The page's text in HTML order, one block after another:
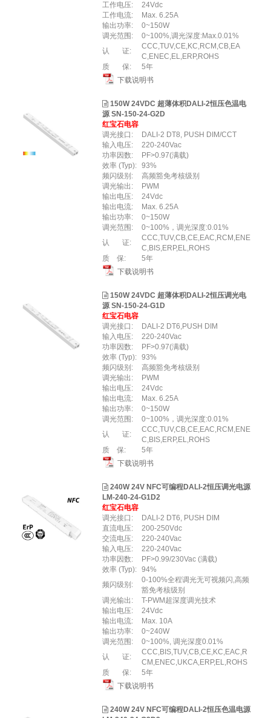
工作电压:
24Vdc
工作电流:
Max. 6.25A
输出功率:
0~150W
调光范围:
0~100%,调光深度:Max.0.01%
认 证:
CCC,TUV,CE,KC,RCM,CB,EA
C,ENEC,EL,ERP,ROHS
质 保:
5年
下载说明书
150W 24VDC 超薄体积DALI-2恒压色温电
源 SN-150-24-G2D
红宝石电容
调光接口:
DALI-2 DT8, PUSH DIM/CCT
输入电压:
220-240Vac
功率因数:
PF>0.97(满载)
效率 (Typ): 93%
频闪级别:
高频豁免考核级别
调光输出:
PWM
输出电压:
24Vdc
输出电流:
Max. 6.25A
输出功率:
0~150W
调光范围:
0~100%，调光深度:0.01%
认 证:
CCC,TUV,CB,CE,EAC,RCM,ENE
C,BIS,ERP,EL,ROHS
质 保:
5年
下载说明书
150W 24VDC 超薄体积DALI-2恒压调光电
源 SN-150-24-G1D
红宝石电容
调光接口:
DALI-2 DT6,PUSH DIM
输入电压:
220-240Vac
功率因数:
PF>0.97(满载)
效率 (Typ): 93%
频闪级别:
高频豁免考核级别
调光输出:
PWM
输出电压:
24Vdc
输出电流:
Max. 6.25A
输出功率:
0~150W
调光范围:
0~100%，调光深度:0.01%
认 证:
CCC,TUV,CB,CE,EAC,RCM,ENE
C,BIS,ERP,EL,ROHS
质 保:
5年
下载说明书
240W 24V NFC可编程DALI-2恒压调光电源
LM-240-24-G1D2
红宝石电容
调光接口:
DALI-2 DT6, PUSH DIM
直流电压:
200-250Vdc
交流电压:
220-240Vac
输入电压:
220-240Vac
功率因数:
PF>0.99/230Vac (满载)
效率 (Typ): 94%
频闪级别:
0-100%全程调光无可视频闪,高频
豁免考核级别
调光输出:
T-PWM超深度调光技术
输出电压:
24Vdc
输出电流:
Max. 10A
输出功率:
0~240W
调光范围:
0~100%, 调光深度0.01%
认 证:
CCC,BIS,TUV,CB,CE,KC,EAC,R
CM,ENEC,UKCA,ERP,EL,ROHS
质 保:
5年
下载说明书
240W 24V NFC可编程DALI-2恒压色温电源